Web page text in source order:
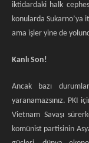
iktidardaki halk
konularda Sukarno’ya
ama işler yine de
Kanlı Son!
Ancak bazı
yaranamazsınız. PKI
Vietnam Savaşı
komünist partisinin